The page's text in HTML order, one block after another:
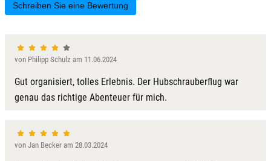
Schreiben Sie eine Bewertung
von Philipp Schulz am 11.06.2024
Gut organisiert, tolles Erlebnis. Der Hubschrauberflug war
genau das richtige Abenteuer für mich.
von Jan Becker am 28.03.2024